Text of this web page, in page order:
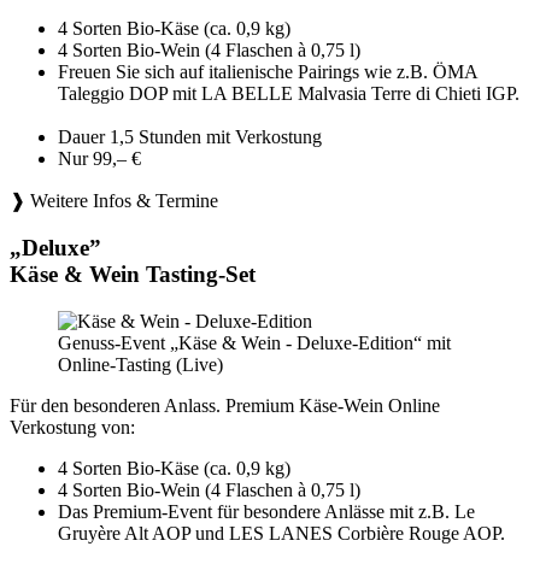
4 Sorten Bio-Käse (ca. 0,9 kg)
4 Sorten Bio-Wein (4 Flaschen à 0,75 l)
Freuen Sie sich auf italienische Pairings wie z.B. ÖMA
Taleggio DOP mit LA BELLE Malvasia Terre di Chieti IGP.
Dauer 1,5 Stunden mit Verkostung
Nur 99,– €
❱ Weitere Infos & Termine
„Deluxe”
Käse & Wein Tasting-Set
Genuss-Event „Käse & Wein - Deluxe-Edition“ mit
Online-Tasting (Live)
Für den besonderen Anlass. Premium Käse-Wein Online
Verkostung von:
4 Sorten Bio-Käse (ca. 0,9 kg)
4 Sorten Bio-Wein (4 Flaschen à 0,75 l)
Das Premium-Event für besondere Anlässe mit z.B. Le
Gruyère Alt AOP und LES LANES Corbière Rouge AOP.